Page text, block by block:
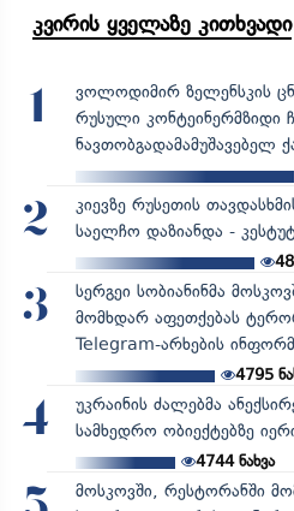
კვირის ყველაზე კითხვადი
1
ვოლოდიმირ ზელენსკის
რუსული კონტეინერმზიდი
ნავთობგადამამუშავებელ
2
კიევზე რუსეთის
საელჩო დაზიანდა -
3
სერგეი სობიანინმა
მომხდარ აფეთქებას
Telegram-არხების
4795
4
უკრაინის ძალებმა
სამხედრო ობიექტებზე
4744ნახვა
მოსკოვში, რესტორანში